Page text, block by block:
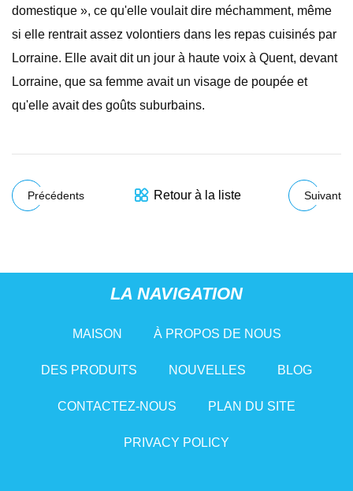
domestique », ce qu'elle voulait dire méchamment, même
si elle rentrait assez volontiers dans les repas cuisinés par
Lorraine. Elle avait dit un jour à haute voix à Quent, devant
Lorraine, que sa femme avait un visage de poupée et
qu'elle avait des goûts suburbains.
Précédents Retour à la liste Suivant
LA NAVIGATION
MAISON À PROPOS DE NOUS
DES PRODUITS NOUVELLES BLOG
CONTACTEZ-NOUS PLAN DU SITE
PRIVACY POLICY